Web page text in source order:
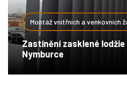
Montáž vnitřních a venkovních
Zastínění zasklené
Nymburce